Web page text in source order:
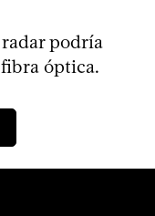
podría
óptica.